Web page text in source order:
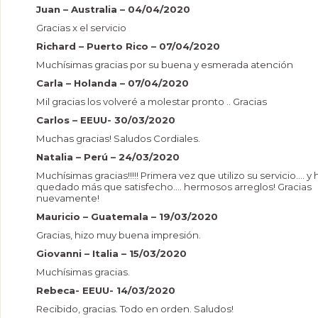
Juan – Australia – 04/04/2020
Gracias x el servicio
Richard – Puerto Rico – 07/04/2020
Muchísimas gracias por su buena y esmerada atención
Carla – Holanda – 07/04/2020
Mil gracias los volveré a molestar pronto .. Gracias
Carlos – EEUU- 30/03/2020
Muchas gracias! Saludos Cordiales.
Natalia – Perú – 24/03/2020
Muchísimas gracias!!!!! Primera vez que utilizo su servicio.... y
quedado más que satisfecho.... hermosos arreglos! Gracias
nuevamente!
Mauricio – Guatemala – 19/03/2020
Gracias, hizo muy buena impresión.
Giovanni – Italia – 15/03/2020
Muchísimas gracias.
Rebeca- EEUU- 14/03/2020
Recibido, gracias. Todo en orden. Saludos!